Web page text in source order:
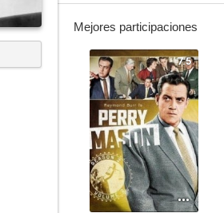
Mejores participaciones
7.5